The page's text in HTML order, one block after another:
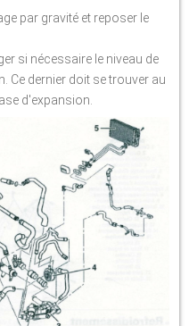
par gravité et reposer le
si nécessaire le niveau de
Ce dernier doit se trouver au
d'expansion.